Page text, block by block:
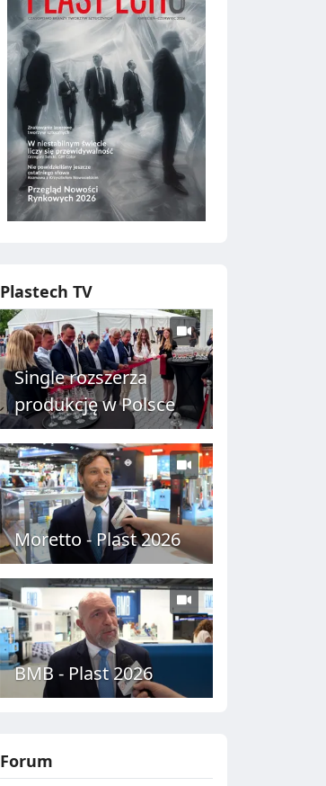
Plastech TV
Single rozszerza
produkcję w Polsce
Moretto - Plast 2026
BMB - Plast 2026
Forum